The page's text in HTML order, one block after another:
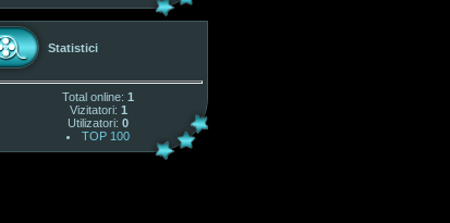
Statistici
Total online: 1
Vizitatori: 1
Utilizatori: 0
TOP 100